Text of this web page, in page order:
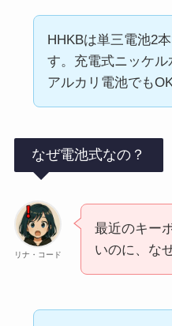
HHKBは単三電池2
す。充電式ニッケル
アルカリ電池でも
なぜ電池式なの？
リナ・コード
最近のキー
いのに、な